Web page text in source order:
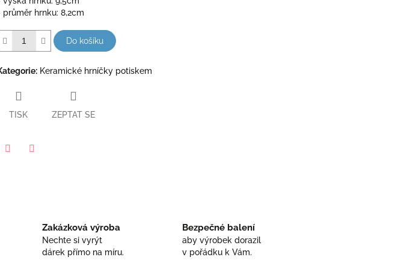
průměr hrnku: 8,2cm
Do košíku
: Keramické hrníčky potiskem
TISK ZEPTAT SE
Zakázková výroba
Nechte si vyrýt
dárek přímo na míru.
Bezpečné balení
aby výrobek dorazil
v pořádku k Vám.